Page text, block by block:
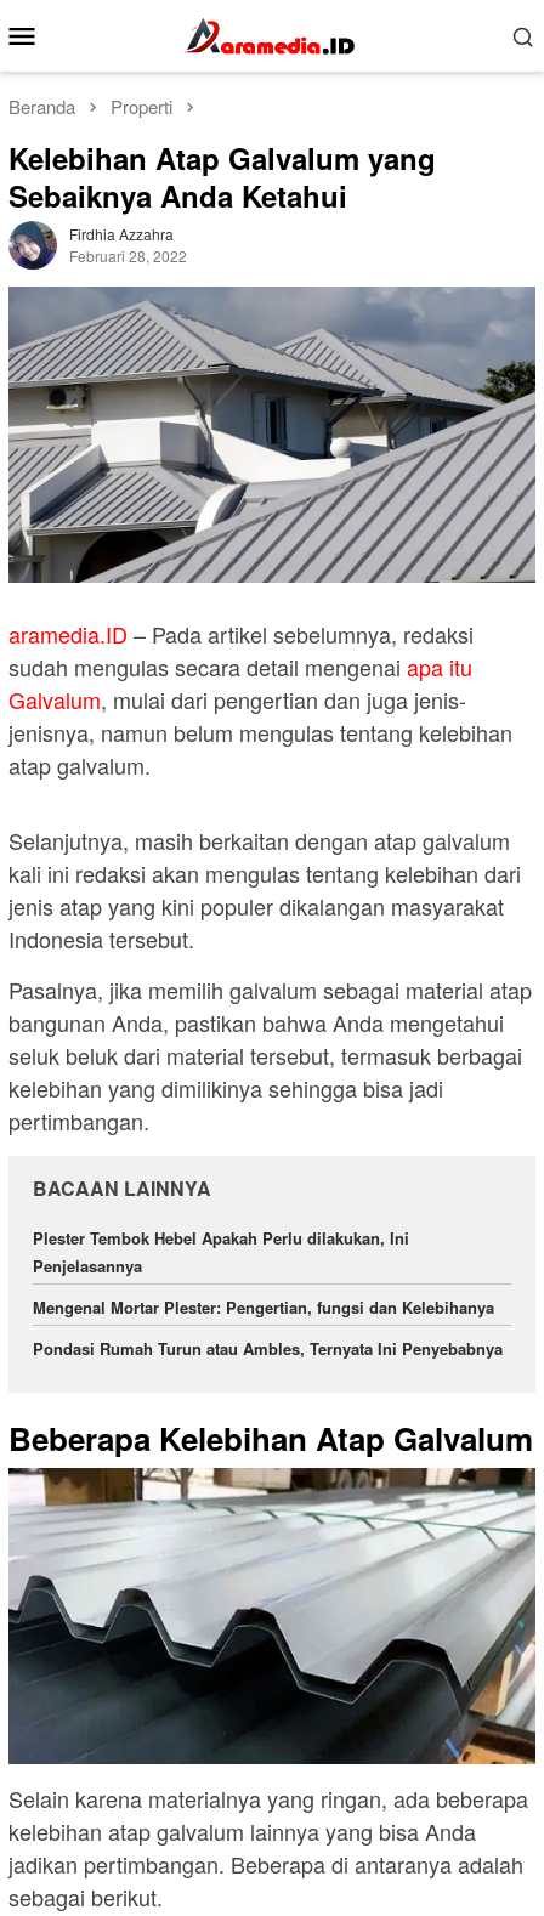
ke
kontenMobile
Beranda Properti
Kelebihan Atap Galvalum yang
Sebaiknya Anda Ketahui
Firdhia Azzahra
Februari 28, 2022
aramedia.ID – Pada artikel sebelumnya, redaksi
sudah mengulas secara detail mengenai apa itu
Galvalum, mulai dari pengertian dan juga jenis-
jenisnya, namun belum mengulas tentang kelebihan
atap galvalum.
Selanjutnya, masih berkaitan dengan atap galvalum
kali ini redaksi akan mengulas tentang kelebihan dari
jenis atap yang kini populer dikalangan masyarakat
Indonesia tersebut.
Pasalnya, jika memilih galvalum sebagai material atap
bangunan Anda, pastikan bahwa Anda mengetahui
seluk beluk dari material tersebut, termasuk berbagai
kelebihan yang dimilikinya sehingga bisa jadi
pertimbangan.
BACAAN LAINNYA
Plester Tembok Hebel Apakah Perlu dilakukan, Ini
Penjelasannya
Mengenal Mortar Plester: Pengertian, fungsi dan Kelebihanya
Pondasi Rumah Turun atau Ambles, Ternyata Ini Penyebabnya
Beberapa Kelebihan Atap Galvalum
Selain karena materialnya yang ringan, ada beberapa
kelebihan atap galvalum lainnya yang bisa Anda
jadikan pertimbangan. Beberapa di antaranya adalah
sebagai berikut.